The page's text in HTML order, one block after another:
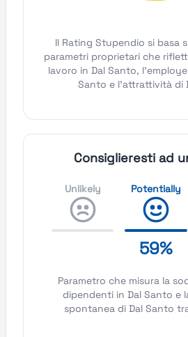
Il Rating Stupendio si basa
parametri proprietari che
lavoro in Dal Santo,
Santo e l'attrattività di
Consiglieresti ad
Unlikely Potentially
59%
Parametro che misura la
dipendenti in Dal Santo e
spontanea di Dal Santo